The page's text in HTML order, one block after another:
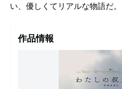
い、優しくてリアルな物語だ。
作品情報